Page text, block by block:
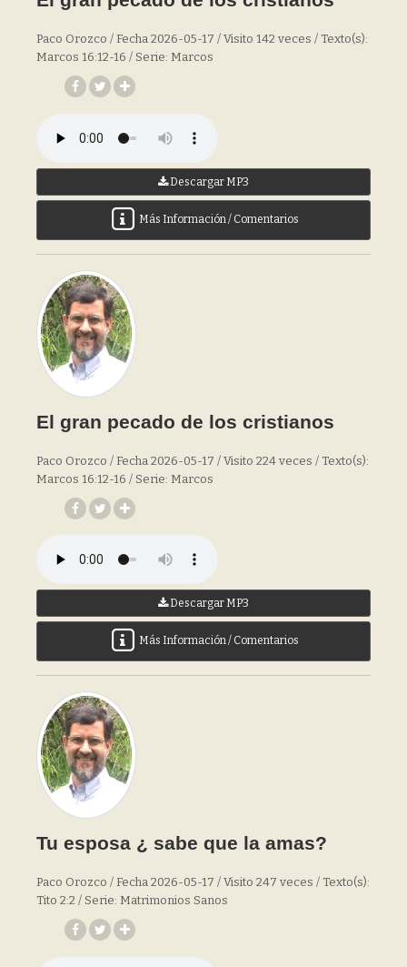
Paco Orozco / Fecha 2026-05-17 / Visito 142 veces / Texto(s):
Marcos 16:12-16 / Serie: Marcos
Descargar MP3
Más Información / Comentarios
El gran pecado de los cristianos
Paco Orozco / Fecha 2026-05-17 / Visito 224 veces / Texto(s):
Marcos 16:12-16 / Serie: Marcos
Descargar MP3
Más Información / Comentarios
Tu esposa ¿ sabe que la amas?
Paco Orozco / Fecha 2026-05-17 / Visito 247 veces / Texto(s):
Tito 2:2 / Serie: Matrimonios Sanos